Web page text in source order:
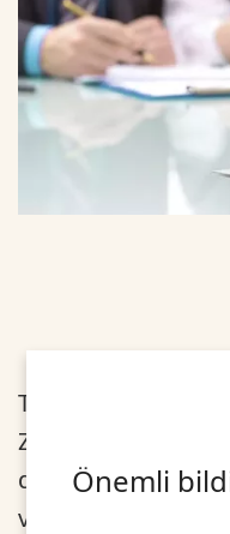
Önemli
Tapu ve Kadastro
Zeki Adlı, genel
dönümü
ve Kadastro Genel